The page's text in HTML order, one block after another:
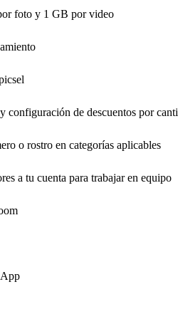
foto y 1 GB por video
configuración de descuentos por
o rostro en categorías aplicables
a tu cuenta para trabajar en equipo